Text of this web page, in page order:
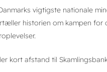
vigtigste nationale
historien om kampen for
kort afstand til